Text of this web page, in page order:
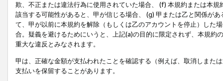
欺、不正または違法行為に使用されていた場合、 (f) 本規約または本
該当する可能性があると、甲が信じる場合、 (g) 甲または乙と関係が
て、甲が以前に本規約を解除（もしくは乙のアカウントを停止）した
合。疑義を避けるためにいうと、上記(a)の目的に限定されず、本規
重大な違反とみなされます。
甲は、正確な金額が支払われたことを確認する（例えば、取消しまた
支払いを保留することがあります。